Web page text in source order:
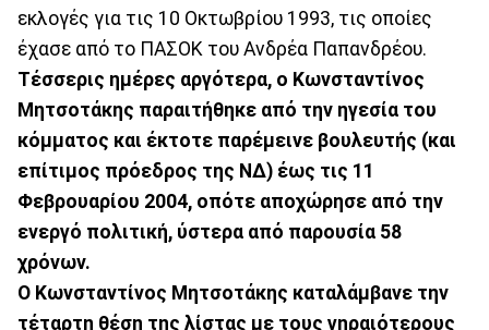
εκλογές για τις 10 Οκτωβρίου 1993, τις οποίες
έχασε από το ΠΑΣΟΚ του Ανδρέα Παπανδρέου.
Τέσσερις ημέρες αργότερα, ο Κωνσταντίνος
Μητσοτάκης παραιτήθηκε από την ηγεσία του
κόμματος και έκτοτε παρέμεινε βουλευτής (και
επίτιμος πρόεδρος της ΝΔ) έως τις 11
Φεβρουαρίου 2004, οπότε αποχώρησε από την
ενεργό πολιτική, ύστερα από παρουσία 58
χρόνων.
O Κωνσταντίνος Μητσοτάκης καταλάμβανε την
τέταρτη θέση της λίστας με τους γηραιότερους